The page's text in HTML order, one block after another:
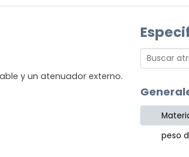
y un atenuador externo.
peso